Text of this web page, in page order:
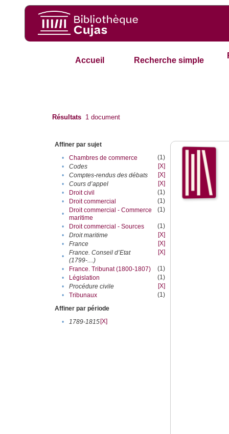
Accueil Recherche simple
Résultats 1 document
Affiner par sujet
•
Chambres de commerce
(1)
•
Codes
[X]
•
Comptes-rendus des débats
[X]
•
Cours d’appel
[X]
•
Droit civil
(1)
•
Droit commercial
(1)
•
Droit commercial - Commerce
maritime
(1)
• Droit commercial - Sources
(1)
•
Droit maritime
[X]
•
France
[X]
•
France. Conseil d’Etat
(1799-....)
[X]
• France. Tribunat (1800-1807)
(1)
•
Législation
(1)
•
Procédure civile
[X]
•
Tribunaux
(1)
Affiner par période
•
1789-1815[X]